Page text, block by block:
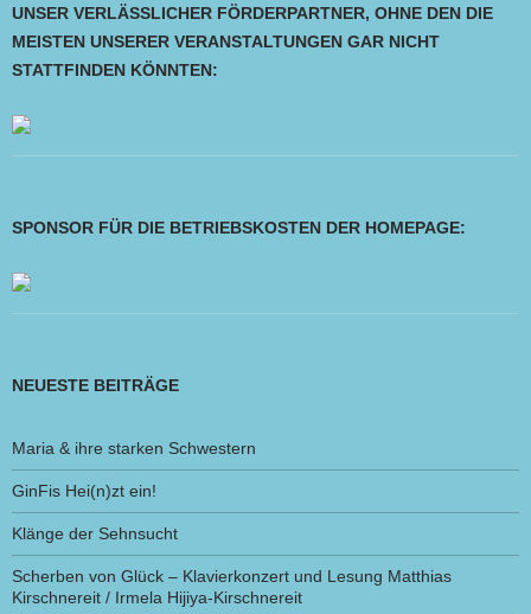
UNSER VERLÄSSLICHER FÖRDERPARTNER, OHNE DEN DIE
MEISTEN UNSERER VERANSTALTUNGEN GAR NICHT
STATTFINDEN KÖNNTEN:
SPONSOR FÜR DIE BETRIEBSKOSTEN DER HOMEPAGE:
NEUESTE BEITRÄGE
Maria & ihre starken Schwestern
GinFis Hei(n)zt ein!
Klänge der Sehnsucht
Scherben von Glück – Klavierkonzert und Lesung Matthias
Kirschnereit / Irmela Hijiya-Kirschnereit